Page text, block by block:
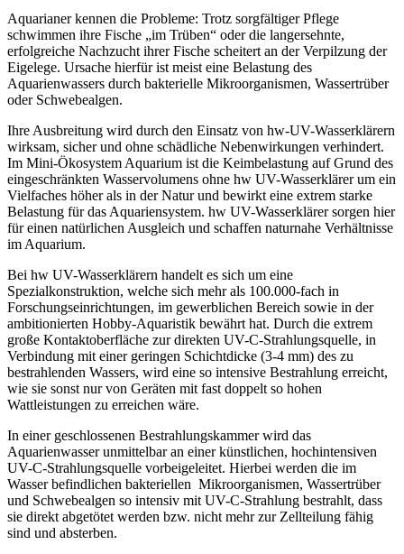
Aquarianer kennen die Probleme: Trotz sorgfältiger Pflege
schwimmen ihre Fische „im Trüben“ oder die langersehnte,
erfolgreiche Nachzucht ihrer Fische scheitert an der Verpilzung der
Eigelege. Ursache hierfür ist meist eine Belastung des
Aquarienwassers durch bakterielle Mikroorganismen, Wassertrüber
oder Schwebealgen.
Ihre Ausbreitung wird durch den Einsatz von hw-UV-Wasserklärern
wirksam, sicher und ohne schädliche Nebenwirkungen verhindert.
Im Mini-Ökosystem Aquarium ist die Keimbelastung auf Grund des
eingeschränkten Wasservolumens ohne hw UV-Wasserklärer um ein
Vielfaches höher als in der Natur und bewirkt eine extrem starke
Belastung für das Aquariensystem. hw UV-Wasserklärer sorgen hier
für einen natürlichen Ausgleich und schaffen naturnahe Verhältnisse
im Aquarium.
Bei hw UV-Wasserklärern handelt es sich um eine
Spezialkonstruktion, welche sich mehr als 100.000-fach in
Forschungseinrichtungen, im gewerblichen Bereich sowie in der
ambitionierten Hobby-Aquaristik bewährt hat. Durch die extrem
große Kontaktoberfläche zur direkten UV-C-Strahlungsquelle, in
Verbindung mit einer geringen Schichtdicke (3-4 mm) des zu
bestrahlenden Wassers, wird eine so intensive Bestrahlung erreicht,
wie sie sonst nur von Geräten mit fast doppelt so hohen
Wattleistungen zu erreichen wäre.
In einer geschlossenen Bestrahlungskammer wird das
Aquarienwasser unmittelbar an einer künstlichen, hochintensiven
UV-C-Strahlungsquelle vorbeigeleitet. Hierbei werden die im
Wasser befindlichen bakteriellen Mikroorganismen, Wassertrüber
und Schwebealgen so intensiv mit UV-C-Strahlung bestrahlt, dass
sie direkt abgetötet werden bzw. nicht mehr zur Zellteilung fähig
sind und absterben.